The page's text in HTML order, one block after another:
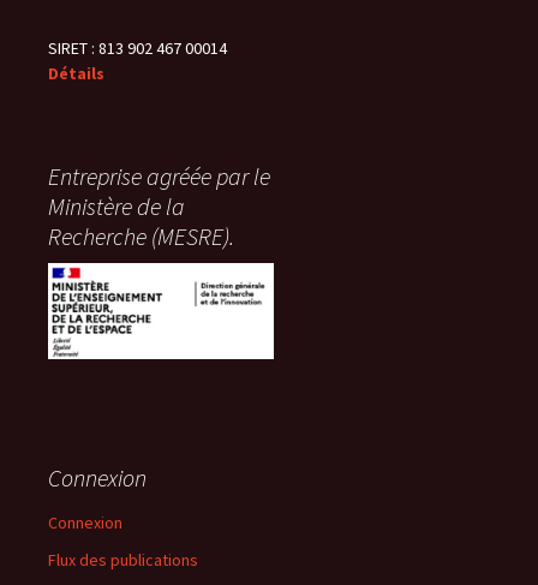
SIRET : 813 902 467 00014
Détails
Entreprise agréée par le
Ministère de la
Recherche (MESRE).
Connexion
Connexion
Flux des publications